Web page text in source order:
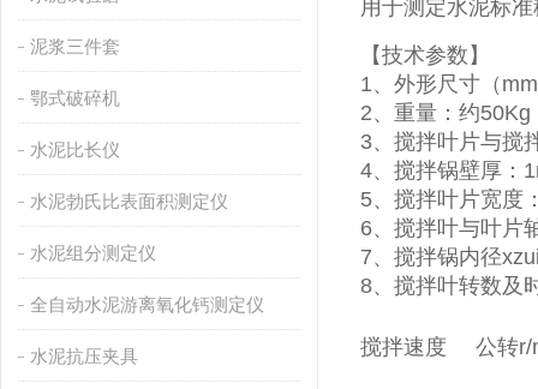
泥浆三件套
鄂式破碎机
水泥比长仪
水泥勃氏比表面积测定仪
水泥组分测定仪
全自动水泥游离氧化钙测定仪
水泥抗压夹具
用于测定水泥标
【技术参数】
1、外形尺寸（
2、重量：约50Kg
3、搅拌叶片与搅
4、搅拌锅壁厚：
5、搅拌叶片宽度
6、搅拌叶与叶片
7、搅拌锅内径
8、搅拌叶转数及
搅拌速度 公转r/